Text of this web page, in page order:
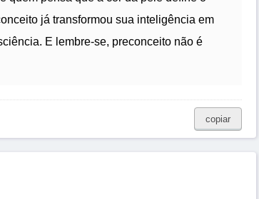
já transformou sua inteligência em
E lembre-se, preconceito não é
copiar